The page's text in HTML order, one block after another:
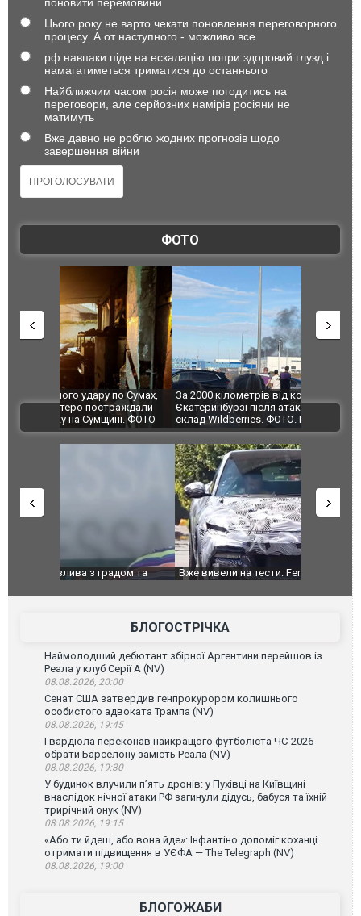
Цього року не варто чекати поновлення переговорного
процесу. А от наступного - можливо все
рф навпаки піде на ескалацію попри здоровий глузд і
намагатиметься триматися до останнього
Найближчим часом росія може погодитись на
переговори, але серйозних намірів росіяни не
матимуть
Вже давно не роблю жодних прогнозів щодо
завершення війни
ФОТО
За 2000 кілометрів від кордону з Україною: в
Єкатеринбурзі після атаки дронів загорівся
склад Wildberries. ФОТО. ВІДЕО
"Мої
ВІДЕО
Вже вивели на тести: Ferrari готує оновлення
позашляховика Purosangue. ВІДЕО
Вийшов
фільму
БЛОГОСТРІЧКА
Наймолодший дебютант збірної Аргентини перейшов із
Реала у клуб Серії А (NV)
08.08.2026, 20:00
Сенат США затвердив генпрокурором колишнього
особистого адвоката Трампа (NV)
08.08.2026, 19:45
Гвардіола переконав найкращого футболіста ЧС-2026
обрати Барселону замість Реала (NV)
08.08.2026, 19:30
У будинок влучили п’ять дронів: у Пухівці на Київщині
внаслідок нічної атаки РФ загинули дідусь, бабуся та їхній
трирічний онук (NV)
08.08.2026, 19:15
«Або ти йдеш, або вона йде»: Інфантіно допоміг коханці
отримати підвищення в УЄФА — The Telegraph (NV)
08.08.2026, 19:00
БЛОГОЖАБИ